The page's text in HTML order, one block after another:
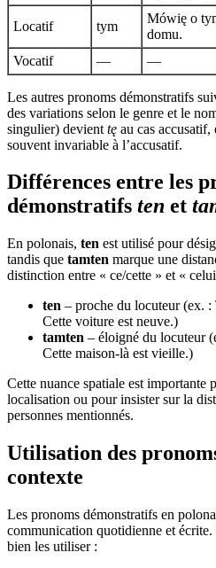
Locatif tym
Mówię o
domu.
Vocatif
— —
Les autres pronoms démonstratifs
des variations selon le genre et le
singulier) devient tę au cas accusatif,
souvent invariable à l’accusatif.
Différences entre les
démonstratifs ten et
En polonais, ten est utilisé pour
tandis que tamten marque une
distinction entre « ce/cette » et «
ten – proche du locuteur (ex.
Cette voiture est neuve.)
tamten – éloigné du locuteur
Cette maison-là est vieille.)
Cette nuance spatiale est importante
localisation ou pour insister sur la
personnes mentionnés.
Utilisation des
contexte
Les pronoms démonstratifs en
communication quotidienne et
bien les utiliser :